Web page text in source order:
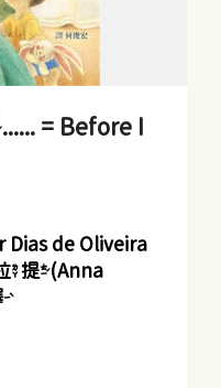
= Before I
de Oliveira
提(Anna